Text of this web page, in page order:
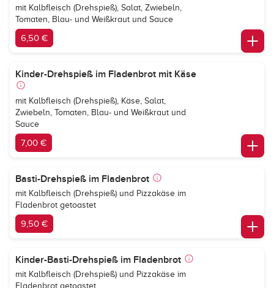
mit Kalbfleisch (Drehspieß), Salat, Zwiebeln,
Tomaten, Blau- und Weißkraut und Sauce
6,50 €
Kinder-Drehspieß im Fladenbrot mit Käse
mit Kalbfleisch (Drehspieß), Käse, Salat,
Zwiebeln, Tomaten, Blau- und Weißkraut und
Sauce
7,00 €
Basti-Drehspieß im Fladenbrot
mit Kalbfleisch (Drehspieß) und Pizzakäse im
Fladenbrot getoastet
9,50 €
Kinder-Basti-Drehspieß im Fladenbrot
mit Kalbfleisch (Drehspieß) und Pizzakäse im
Fladenbrot getoastet